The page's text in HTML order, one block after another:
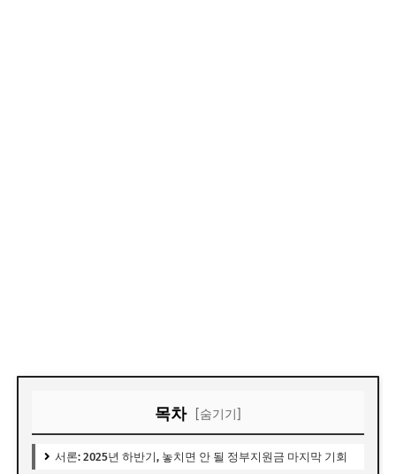
목차 [숨기기]
서론: 2025년 하반기, 놓치면 안 될 정부지원금 마지막 기회